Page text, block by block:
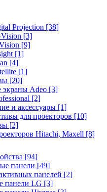
Projection [38]
[3]
[9]
[1]
[4]
[1]
[20]
Adeo [3]
[2]
и аксессуары [1]
для проекторов [10]
[2]
Hitachi, Maxell [8]
[94]
панели [49]
панелей [2]
панели LG [3]